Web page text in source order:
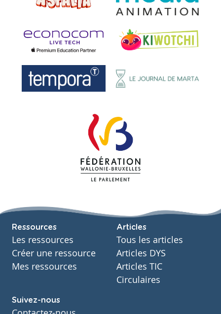
Ressources
Les ressources
Créer une ressource
Mes ressources
Articles
Tous les articles
Articles DYS
Articles TIC
Circulaires
Suivez-nous